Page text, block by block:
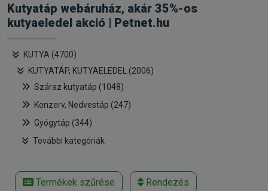
Kutyatáp webáruház, akár 35%-os
kutyaeledel akció | Petnet.hu
KUTYA (4700)
KUTYATÁP, KUTYAELEDEL (2006)
Száraz kutyatáp (1048)
Konzerv, Nedvestáp (247)
Gyógytáp (344)
További kategóriák
Termékek szűrése Rendezés